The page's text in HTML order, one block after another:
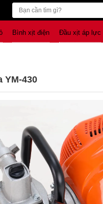
Bình xịt điện Đầu xịt áp lực
YM-430